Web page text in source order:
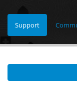
Support